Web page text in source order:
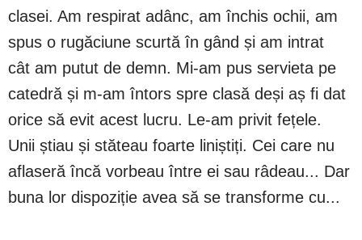
clasei. Am respirat adânc, am închis ochii, am
spus o rugăciune scurtă în gând și am intrat
cât am putut de demn. Mi-am pus servieta pe
catedră și m-am întors spre clasă deși aș fi dat
orice să evit acest lucru. Le-am privit fețele.
Unii știau și stăteau foarte liniștiți. Cei care nu
aflaseră încă vorbeau între ei sau râdeau... Dar
buna lor dispoziție avea să se transforme cu...